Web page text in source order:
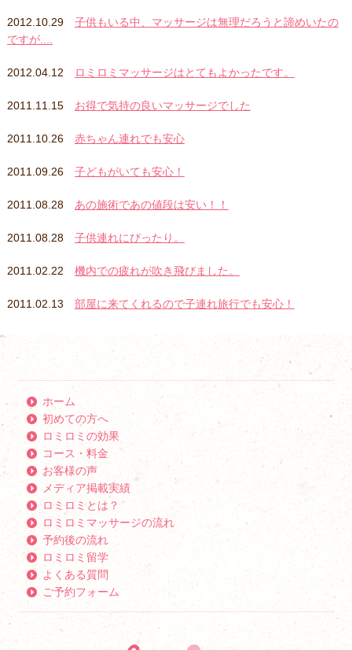
2012.10.29
子供もいる中、マッサージは無理だろうと諦めいたの
ですが....
2012.04.12 ロミロミマッサージはとてもよかったです。
2011.11.15 お得で気持の良いマッサージでした
2011.10.26 赤ちゃん連れでも安心
2011.09.26 子どもがいても安心！
2011.08.28 あの施術であの値段は安い！！
2011.08.28 子供連れにぴったり。
2011.02.22 機内での疲れが吹き飛びました。
2011.02.13 部屋に来てくれるので子連れ旅行でも安心！
ホーム
初めての方へ
ロミロミの効果
コース・料金
お客様の声
メディア掲載実績
ロミロミとは？
ロミロミマッサージの流れ
予約後の流れ
ロミロミ留学
よくある質問
ご予約フォーム